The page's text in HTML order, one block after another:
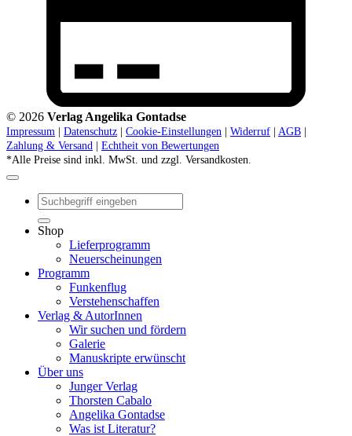
© 2026 Verlag Angelika Gontadse
Impressum | Datenschutz | Cookie-Einstellungen | Widerruf | AGB |
Zahlung & Versand | Echtheit von Bewertungen
*Alle Preise sind inkl. MwSt. und zzgl. Versandkosten.
Suchen
nach:
Shop
Lieferprogramm
Neuerscheinungen
Programm
Funkenflug
Verstehenschaffen
Verlag & AutorInnen
Wir suchen und fördern
Galerie
Manuskripte erwünscht
Über uns
Junger Verlag
Thorsten Cabalo
Angelika Gontadse
Was ist Literatur?